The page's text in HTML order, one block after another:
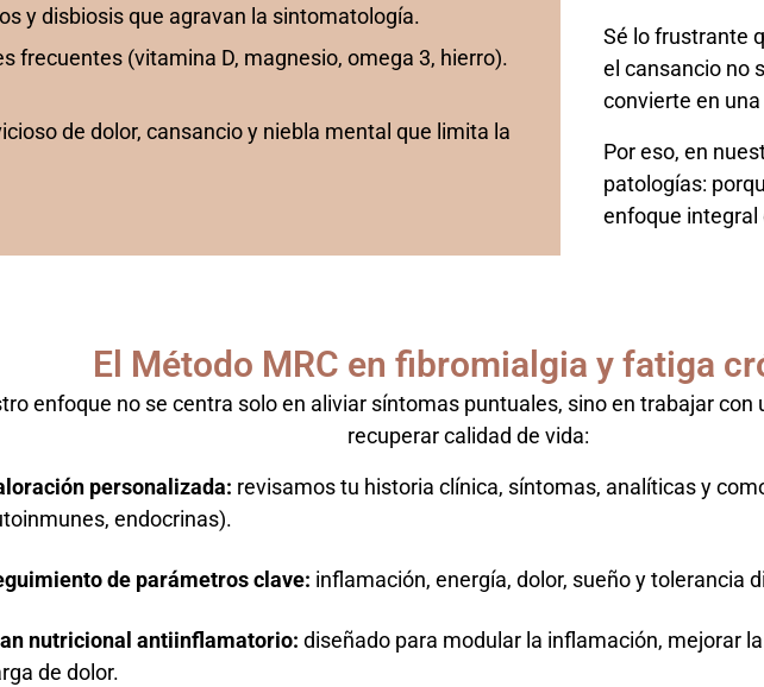
y disbiosis que agravan la sintomatología.
frecuentes (vitamina D, magnesio, omega 3, hierro).
de dolor, cansancio y niebla mental que limita la
Sé lo frustrante
el cansancio no
convierte en
Por eso, en
patologías:
enfoque integral
El Método MRC en fibromialgia y fatiga
enfoque no se centra solo en aliviar síntomas puntuales, sino en trabajar con
recuperar calidad de vida:
personalizada: revisamos tu historia clínica, síntomas, analíticas y
endocrinas).
de parámetros clave: inflamación, energía, dolor, sueño y tolerancia
nutricional antiinflamatorio: diseñado para modular la inflamación, mejorar
de dolor.